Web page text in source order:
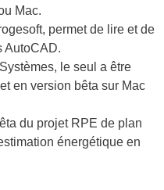
Mac.
permet de lire et de
AutoCAD.
le seul a être
en version bêta sur Mac
du projet RPE de plan
énergétique en